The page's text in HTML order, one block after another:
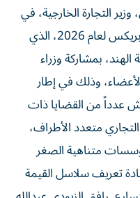
التجارة الخارجية، في
اجتماع وزراء التجارة لدول مجموعة بريكس لعام 2026، الذي
بمشاركة وزراء
وذلك في إطار
عدداً من القضايا ذات
متعدد الأطراف،
متناهية الصغر
تعريف سلاسل القيمة